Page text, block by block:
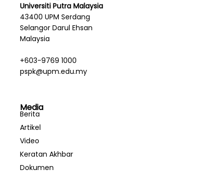
Universiti Putra Malaysia
43400 UPM Serdang
Selangor Darul Ehsan
Malaysia
+603-9769 1000
pspk@upm.edu.my
Media
Berita
Artikel
Video
Keratan Akhbar
Dokumen